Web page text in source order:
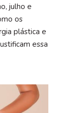
julho e
os
plástica e
essa